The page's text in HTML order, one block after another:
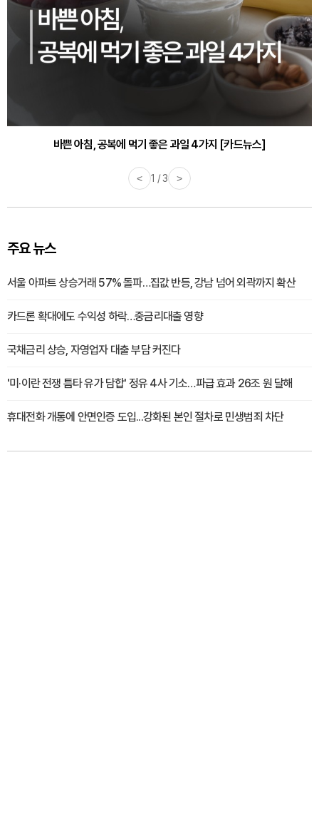
바쁜 아침, 공복에 먹기 좋은 과일 4가지 [카드뉴스]
< 1 / 3 >
주요 뉴스
서울 아파트 상승거래 57% 돌파…집값 반등, 강남 넘어 외곽까지 확산
카드론 확대에도 수익성 하락…중금리대출 영향
국채금리 상승, 자영업자 대출 부담 커진다
'미·이란 전쟁 틈타 유가 담합' 정유 4사 기소…파급 효과 26조 원 달해
휴대전화 개통에 안면인증 도입...강화된 본인 절차로 민생범죄 차단